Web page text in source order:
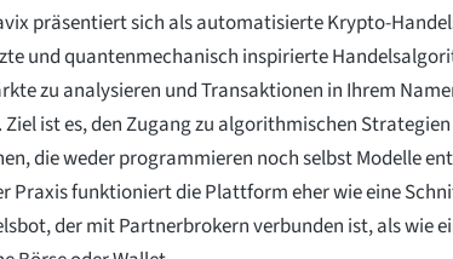
präsentiert sich als automatisierte Krypto-
und quantenmechanisch inspirierte
zu analysieren und Transaktionen in Ihrem
Ziel ist es, den Zugang zu algorithmischen
die weder programmieren noch selbst Modelle
Praxis funktioniert die Plattform eher wie eine
der mit Partnerbrokern verbunden ist, als wie